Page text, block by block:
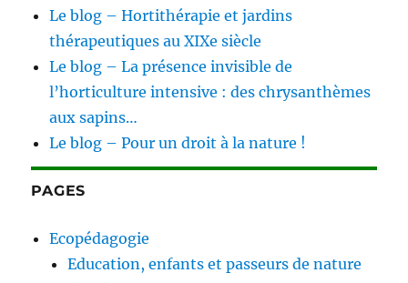
Le blog – Hortithérapie et jardins
thérapeutiques au XIXe siècle
Le blog – La présence invisible de
l’horticulture intensive : des chrysanthèmes
aux sapins…
Le blog – Pour un droit à la nature !
PAGES
Ecopédagogie
Education, enfants et passeurs de nature